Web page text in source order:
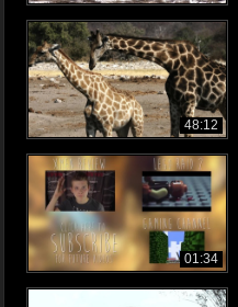
48:12
01:34